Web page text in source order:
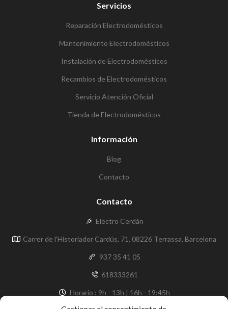
Servicios
Reparación Electrodomésticos
Mantenimiento Electrodomésticos
Instalación de Electrodomésticos
Recambios de Electrodomésticos
Servicio Atención Oficial
Tienda de Electrodomésticos
Información
Blog
Contacto
Contacto
Electro Cerdán
Carrer de l'Historiador Cardús, 71, 08226 Terrassa, Barcelona
937 35 41 05
618333261
Horario : 9h - 13h | 16h - 19:45h